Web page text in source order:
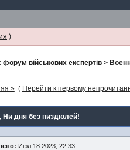
)
військових експертів>
» ( Перейти к первому
Ни дня без пиздюлей!
Июл 18 2023, 22:33